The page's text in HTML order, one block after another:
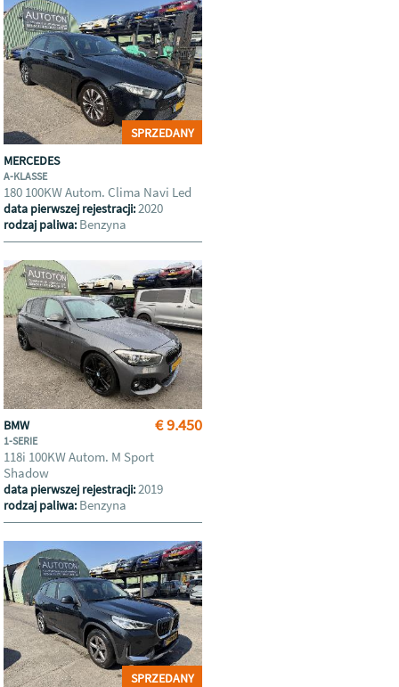
SPRZEDANY
MERCEDES
A-KLASSE
180 100KW Autom. Clima Navi Led
data pierwszej rejestracji:2020
rodzaj paliwa: Benzyna
€ 9.450
BMW
1-SERIE
118i 100KW Autom. M Sport
Shadow
data pierwszej rejestracji:2019
rodzaj paliwa: Benzyna
SPRZEDANY